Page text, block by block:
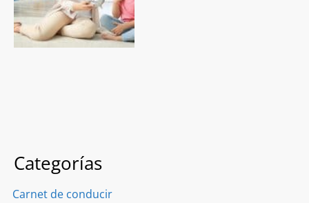
Categorías
Carnet de conducir